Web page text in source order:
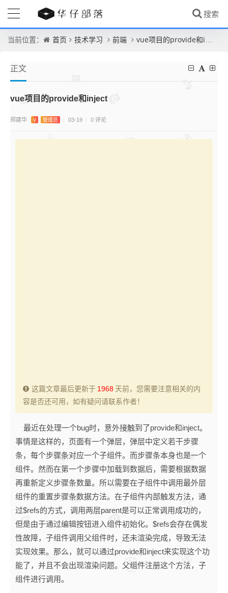
当前位置： 首页 技术学习 前端 vue项目的provide和inject
正文
vue项目的provide和inject
郑建华 V 管理员 03-19 0 评论
这篇文章最后更新于 1968 天前，您需要注意相关的内
容是否还可用，如有疑问请联系作者！
最近在处理一个bug时，意外接触到了provide和inject。
事情是这样的，页面有一个弹层，弹层中定义若干步骤
条，每个步骤条对应一个子组件。而步骤条本身也是一个
组件。然而在第一个步骤中加载到数据后，需要根据数据
再重新定义步骤条数量。所以需要在子组件中调用最外层
组件的重置步骤条数据方法。在子组件内部触发方法，通
过$refs的方式，调用两层parent是可以正常调用成功的，
但是由于通过编辑按钮进入组件初始化。$refs会存在偶发
性故障，子组件调用父组件时，还未渲染完成，导致无法
实现效果。那么，就可以通过provide和inject来实现这个功
能了，并且不会出现渲染问题。父组件注册这个方法，子
组件进行调用。